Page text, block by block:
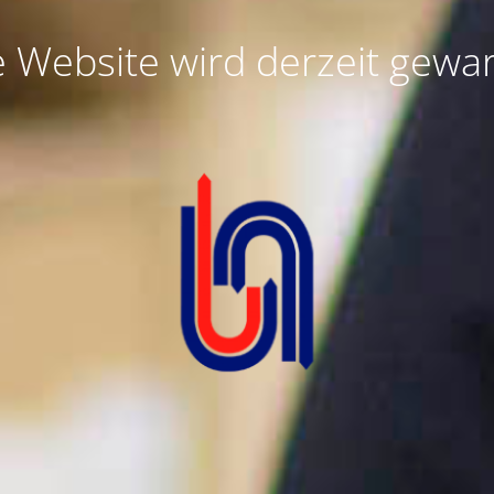
Website wird derzeit